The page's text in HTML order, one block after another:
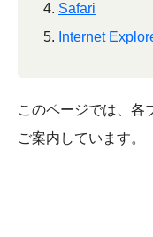
Safari
Internet
このページでは、各
ご案内しています。